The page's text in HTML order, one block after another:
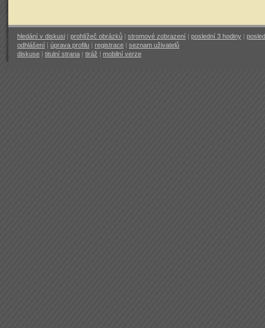
hledání v diskusi | prohlížeč obrázků | stromové zobrazení | poslední 3 hodiny |
odhlášení | úprava profilu | registrace | seznam uživatelů
diskuse | titulní strana | tiráž | mobilní verze